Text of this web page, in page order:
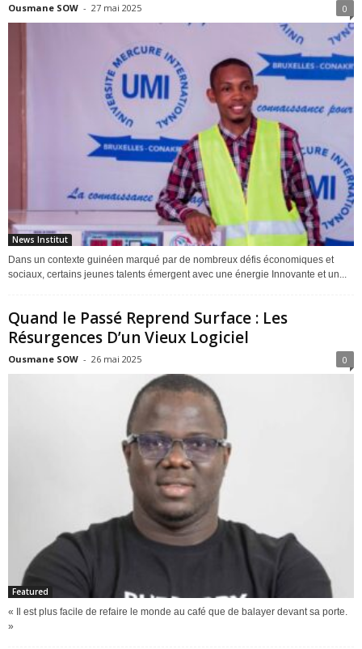
Ousmane SOW - 27 mai 2025 0
News Institut
Dans un contexte guinéen marqué par de nombreux défis économiques et
sociaux, certains jeunes talents émergent avec une énergie Innovante et un...
Quand le Passé Reprend Surface : Les
Résurgences D’un Vieux Logiciel
Ousmane SOW - 26 mai 2025 0
Featured
« Il est plus facile de refaire le monde au café que de balayer devant sa porte.
»